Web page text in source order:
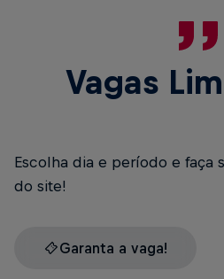
Vagas
Escolha dia e período e faça
do site!
Garanta a vaga!